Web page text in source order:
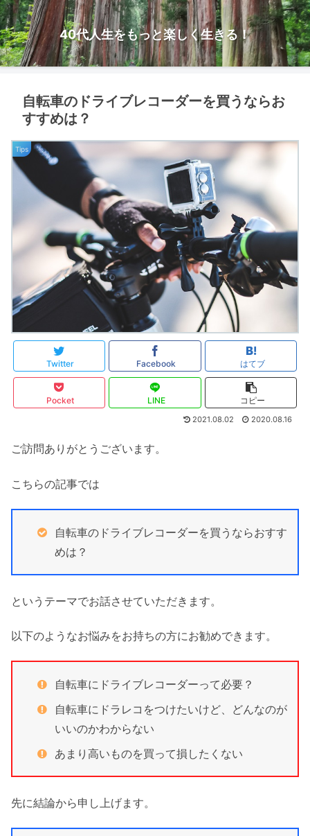
40代人生をもっと楽しく生きる！
自転車のドライブレコーダーを買うならお
すすめは？
Tips
Twitter Facebook はてブ
Pocket LINE コピー
2021.08.02 2020.08.16
ご訪問ありがとうございます。
こちらの記事では
自転車のドライブレコーダーを買うならおすす
めは？
というテーマでお話させていただきます。
以下のようなお悩みをお持ちの方にお勧めできます。
自転車にドライブレコーダーって必要？
自転車にドラレコをつけたいけど、どんなのが
いいのかわからない
あまり高いものを買って損したくない
先に結論から申し上げます。